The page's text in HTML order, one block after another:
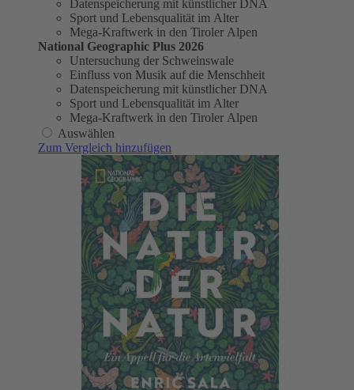
Datenspeicherung mit künstlicher DNA
Sport und Lebensqualität im Alter
Mega-Kraftwerk in den Tiroler Alpen
National Geographic Plus 2026
Untersuchung der Schweinswale
Einfluss von Musik auf die Menschheit
Datenspeicherung mit künstlicher DNA
Sport und Lebensqualität im Alter
Mega-Kraftwerk in den Tiroler Alpen
Auswählen
Zum Vergleich hinzufügen